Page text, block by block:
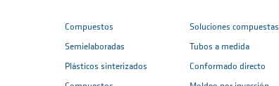
Compuestos
Semielaboradas
Plásticos sinterizados
Soluciones compuestas
Tubos a medida
Conformado directo